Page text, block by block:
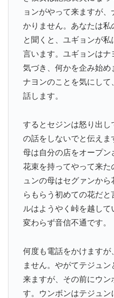
ョンがやって来ますが
かりません。あなたは私
と聞くと、ユギョンが
言います。ユギョンはナ
気づき、何かを企み始
ナヨンのことを気にして
話します。
するとセジンは怒り出
の話をしないでと伝え
母は自分の店をオープ
花束を持ってやって来
ュンの母はセグァンか
らもらう初めての花だ
ルはようやく峠を越し
変わらず音信不通です。
何度も電話をかけますが
ません。やがてテジュ
来ますが、その前にウン
す。ウンボンはテジュ